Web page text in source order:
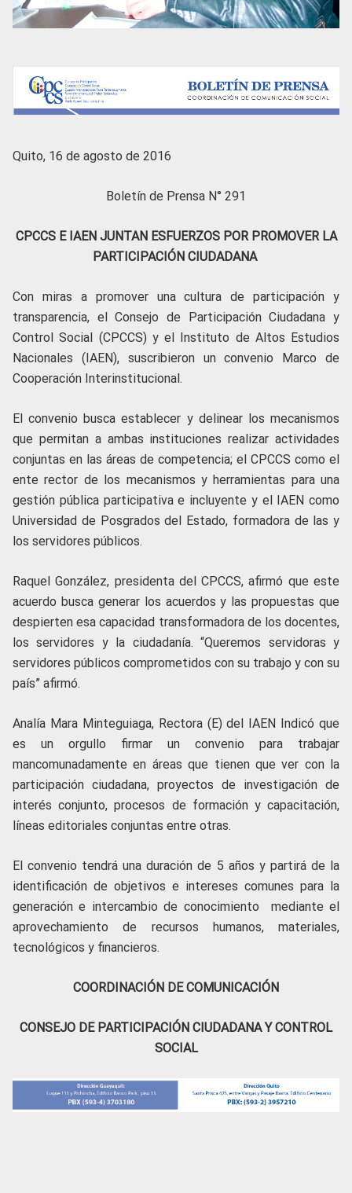
Quito, 16 de agosto de 2016
Boletín de Prensa N° 291
CPCCS E IAEN JUNTAN ESFUERZOS POR PROMOVER LA
PARTICIPACIÓN CIUDADANA
Con miras a promover una cultura de participación y
transparencia, el Consejo de Participación Ciudadana y
Control Social (CPCCS) y el Instituto de Altos Estudios
Nacionales (IAEN), suscribieron un convenio Marco de
Cooperación Interinstitucional.
El convenio busca establecer y delinear los mecanismos
que permitan a ambas instituciones realizar actividades
conjuntas en las áreas de competencia; el CPCCS como el
ente rector de los mecanismos y herramientas para una
gestión pública participativa e incluyente y el IAEN como
Universidad de Posgrados del Estado, formadora de las y
los servidores públicos.
Raquel González, presidenta del CPCCS, afirmó que este
acuerdo busca generar los acuerdos y las propuestas que
despierten esa capacidad transformadora de los docentes,
los servidores y la ciudadanía. “Queremos servidoras y
servidores públicos comprometidos con su trabajo y con su
país” afirmó.
Analía Mara Minteguiaga, Rectora (E) del IAEN Indicó que
es un orgullo firmar un convenio para trabajar
mancomunadamente en áreas que tienen que ver con la
participación ciudadana, proyectos de investigación de
interés conjunto, procesos de formación y capacitación,
líneas editoriales conjuntas entre otras.
El convenio tendrá una duración de 5 años y partirá de la
identificación de objetivos e intereses comunes para la
generación e intercambio de conocimiento mediante el
aprovechamiento de recursos humanos, materiales,
tecnológicos y financieros.
COORDINACIÓN DE COMUNICACIÓN
CONSEJO DE PARTICIPACIÓN CIUDADANA Y CONTROL
SOCIAL